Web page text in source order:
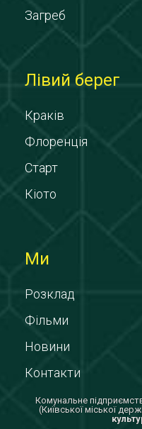
Загреб
Лівий берег
Краків
Флоренція
Старт
Кіото
Ми
Розклад
Фільми
Новини
Контакти
Комунальне
(Київської міської